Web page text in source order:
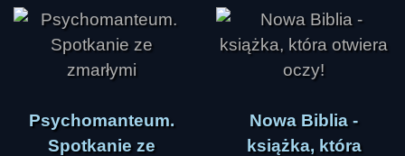
Psychomanteum.
Spotkanie ze
Nowa Biblia -
książka, która